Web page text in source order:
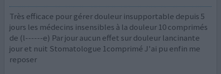
Très efficace pour gérer douleur insupportable depuis 5
jours les médecins insensibles à la douleur 10 comprimés
de (l------e) Par jour aucun effet sur douleur lancinante
jour et nuit Stomatologue 1comprimé J'ai pu enfin me
reposer